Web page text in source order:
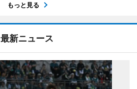
もっと見る
最新ニュース